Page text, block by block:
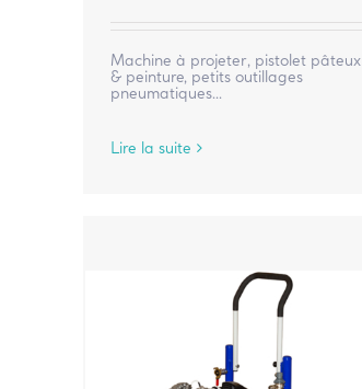
Machine à projeter, pistolet pâteux
& peinture, petits outillages
pneumatiques...
Lire la suite